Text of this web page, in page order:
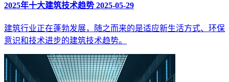
2025年十大建筑技术趋势 2025-05-29
建筑行业正在蓬勃发展，随之而来的是适应新生活方式、环保
意识和技术进步的建筑技术趋势。